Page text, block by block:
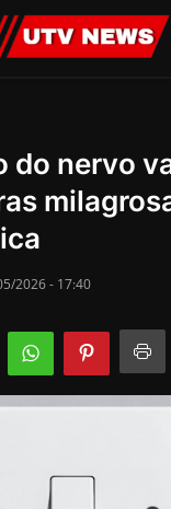
do nervo
2026 - 17:40